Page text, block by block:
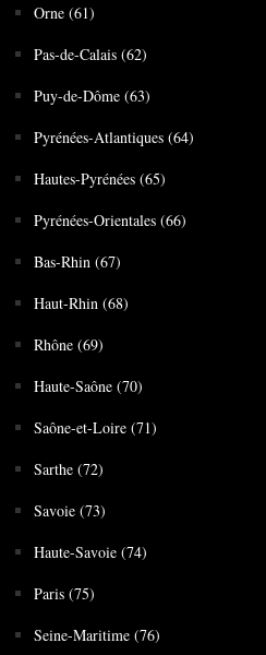
Orne (61)
Pas-de-Calais (62)
Puy-de-Dôme (63)
Pyrénées-Atlantiques (64)
Hautes-Pyrénées (65)
Pyrénées-Orientales (66)
Bas-Rhin (67)
Haut-Rhin (68)
Rhône (69)
Haute-Saône (70)
Saône-et-Loire (71)
Sarthe (72)
Savoie (73)
Haute-Savoie (74)
Paris (75)
Seine-Maritime (76)